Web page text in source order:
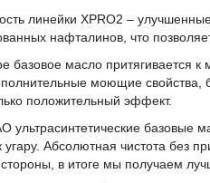
линейки XPRO2 –
нафталинов, что
базовое масло притягивается
моющие свойства,
положительный эффект.
ультрасинтетические базовые
угару. Абсолютная чистота без
в итоге мы получаем